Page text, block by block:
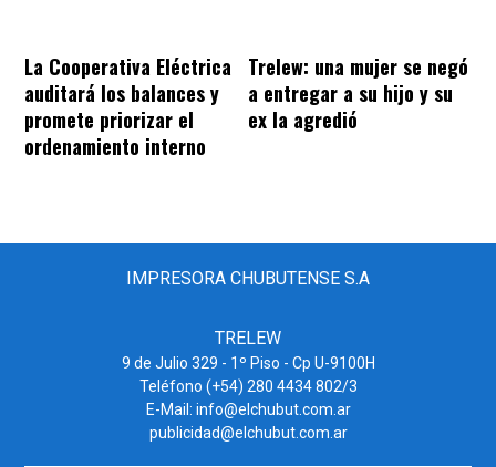
La Cooperativa Eléctrica
auditará los balances y
promete priorizar el
ordenamiento interno
Trelew: una mujer se negó
a entregar a su hijo y su
ex la agredió
IMPRESORA CHUBUTENSE S.A
TRELEW
9 de Julio 329 - 1º Piso - Cp U-9100H
Teléfono (+54) 280 4434 802/3
E-Mail: info@elchubut.com.ar
publicidad@elchubut.com.ar